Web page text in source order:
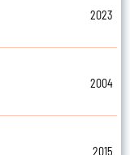
2023
2004
2015